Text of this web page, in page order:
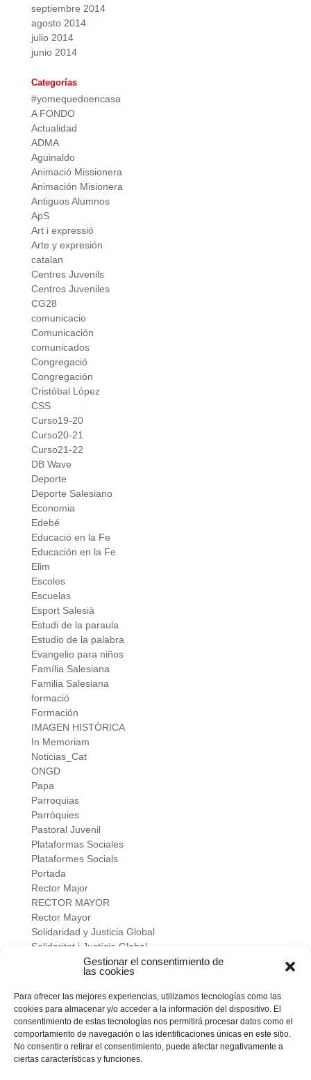
Gestionar el consentimiento de
las cookies
Para ofrecer las mejores experiencias, utilizamos tecnologías como las
cookies para almacenar y/o acceder a la información del dispositivo. El
consentimiento de estas tecnologías nos permitirá procesar datos como el
comportamiento de navegación o las identificaciones únicas en este sitio.
No consentir o retirar el consentimiento, puede afectar negativamente a
ciertas características y funciones.
septiembre 2014
agosto 2014
julio 2014
junio 2014
Categorías
#yomequedoencasa
A FONDO
Actualidad
ADMA
Aguinaldo
Animació Missionera
Animación Misionera
Antiguos Alumnos
ApS
Art i expressió
Arte y expresión
catalan
Centres Juvenils
Centros Juveniles
CG28
comunicacio
Comunicación
comunicados
Congregació
Congregación
Cristóbal López
CSS
Curso19-20
Curso20-21
Curso21-22
DB Wave
Deporte
Deporte Salesiano
Economia
Edebé
Educació en la Fe
Educación en la Fe
Elim
Escoles
Escuelas
Esport Salesià
Estudi de la paraula
Estudio de la palabra
Evangelio para niños
Família Salesiana
Familia Salesiana
formació
Formación
IMAGEN HISTÓRICA
In Memoriam
Noticias_Cat
ONGD
Papa
Parroquias
Parròquies
Pastoral Juvenil
Plataformas Sociales
Plataformes Socials
Portada
Rector Major
RECTOR MAYOR
Rector Mayor
Solidaridad y Justicia Global
Solidaritat i Justícia Global
verano salesiano
Vivir a fondo
Vocacional
Meta